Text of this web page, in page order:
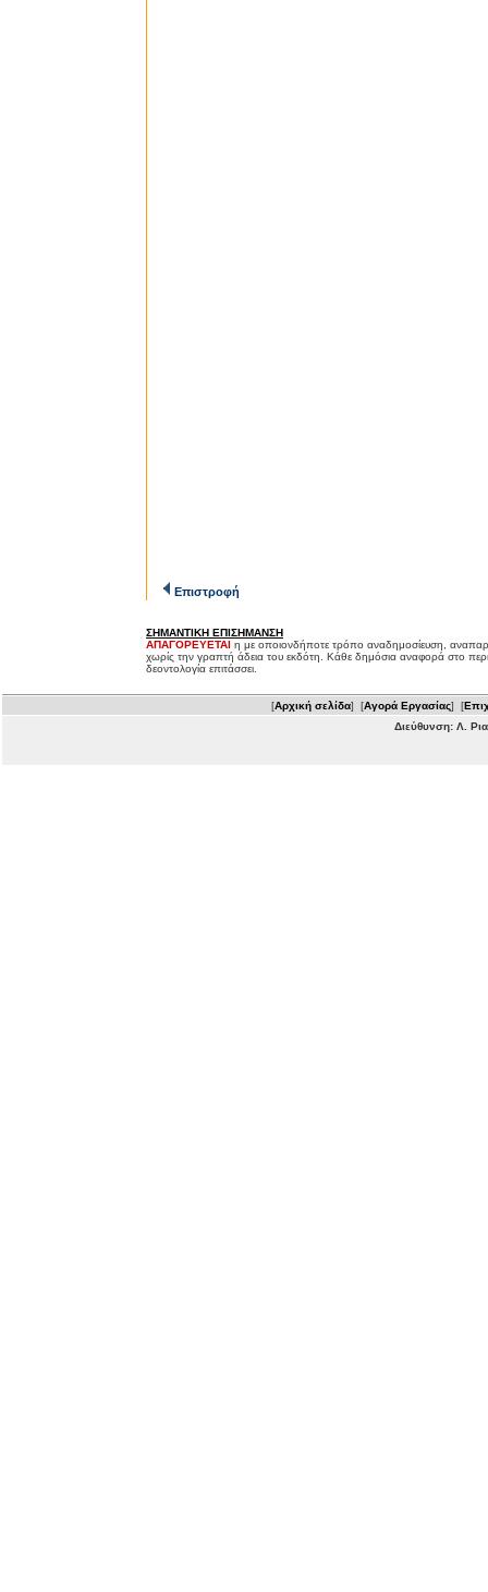
Επιστροφή
ΣΗΜΑΝΤΙΚΗ ΕΠΙΣΗΜΑΝΣΗ
ΑΠΑΓΟΡΕΥΕΤΑΙ η με οποιονδήποτε τρόπο αναδημοσίευση,
χωρίς την γραπτή άδεια του εκδότη. Κάθε δημόσια αναφορά στο
δεοντολογία επιτάσσει.
[Αρχική σελίδα] [Αγορά Εργασίας] [
Διεύθυνση: Λ.